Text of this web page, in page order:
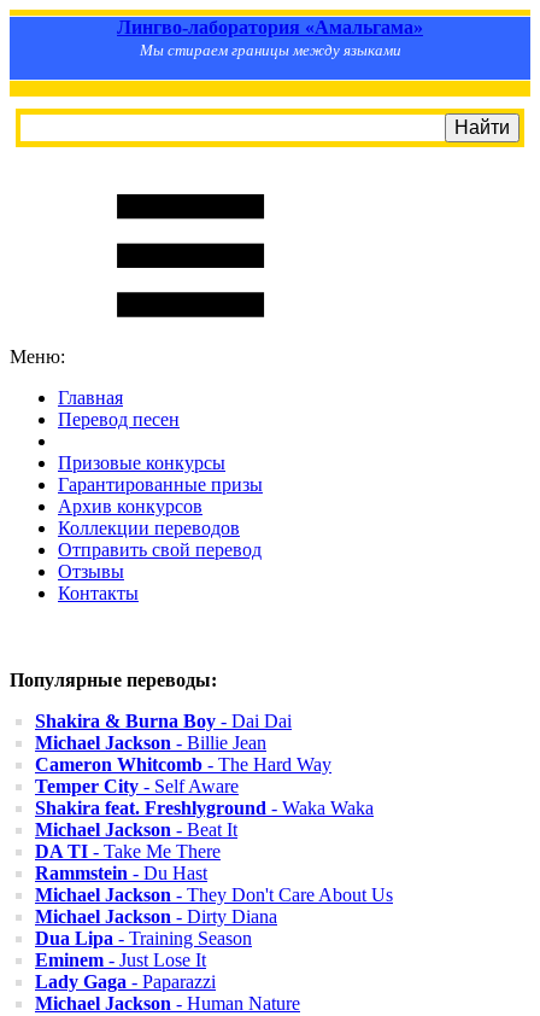
Лингво-лаборатория «Амальгама»
Мы стираем границы между языками
Меню:
Главная
Перевод песен
Призовые конкурсы
Гарантированные призы
Архив конкурсов
Коллекции переводов
Отправить свой перевод
Отзывы
Контакты
Популярные переводы:
Shakira & Burna Boy - Dai Dai
Michael Jackson - Billie Jean
Cameron Whitcomb - The Hard Way
Temper City - Self Aware
Shakira feat. Freshlyground - Waka Waka
Michael Jackson - Beat It
DA TI - Take Me There
Rammstein - Du Hast
Michael Jackson - They Don't Care About Us
Michael Jackson - Dirty Diana
Dua Lipa - Training Season
Eminem - Just Lose It
Lady Gaga - Paparazzi
Michael Jackson - Human Nature